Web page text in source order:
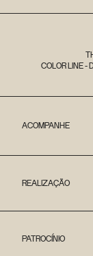
COLOR LINE -
ACOMPANHE
REALIZAÇÃO
PATROCÍNIO